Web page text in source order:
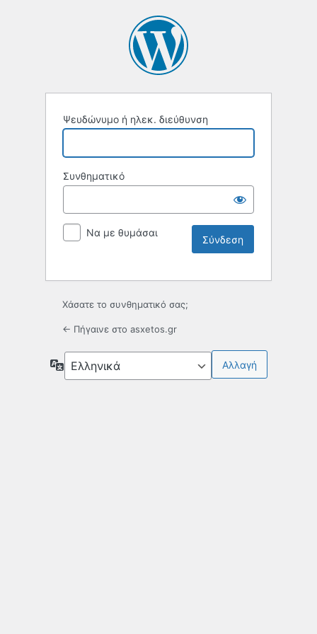
Ψευδώνυμο ή ηλεκ. διεύθυνση
Συνθηματικό
Να με θυμάσαι
Χάσατε το συνθηματικό σας;
← Πήγαινε στο asxetos.gr
Γλώσσα